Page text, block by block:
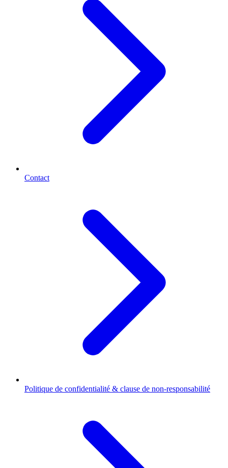
Contact
Politique de confidentialité & clause de non-responsabilité